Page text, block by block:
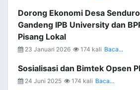
Dorong Ekonomi Desa
Gandeng IPB University dan
Pisang Lokal
23 Januari 2026 174 kali Baca...
Sosialisasi dan Bimtek Opsen
24 Juni 2025 174 kali Baca...